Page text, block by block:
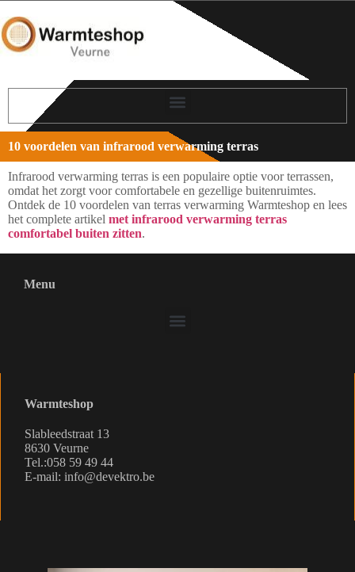
10 voordelen van infrarood verwarming terras
Infrarood verwarming terras is een populaire optie voor terrassen,
omdat het zorgt voor comfortabele en gezellige buitenruimtes.
Ontdek de 10 voordelen van terras verwarming Warmteshop en lees
het complete artikel met infrarood verwarming terras
comfortabel buiten zitten.
Menu
Warmteshop
Slableedstraat 13
8630 Veurne
Tel.:058 59 49 44
E-mail: info@devektro.be